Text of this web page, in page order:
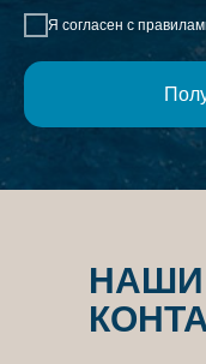
Я согласен с
НАШИ